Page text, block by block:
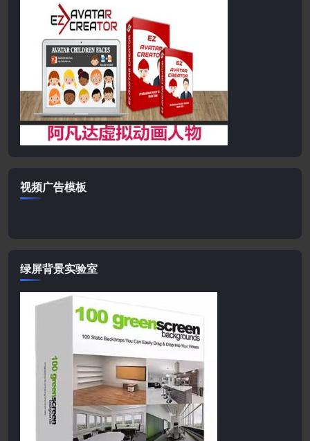
视频广告模板
绿屏背景实验室